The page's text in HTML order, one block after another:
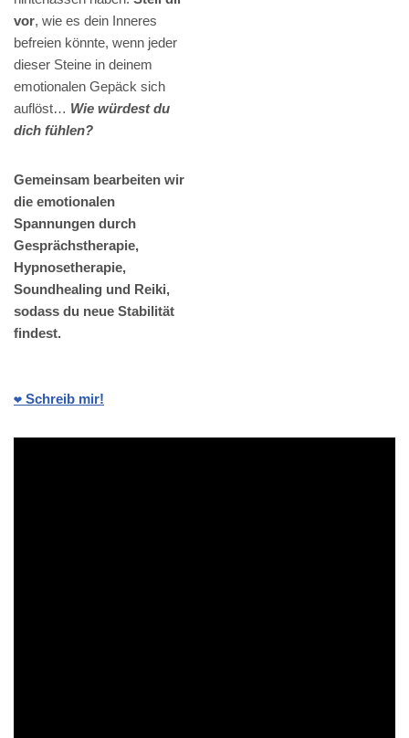
vor, wie es dein Inneres
befreien könnte, wenn jeder
dieser Steine in deinem
emotionalen Gepäck sich
auflöst… Wie würdest du
dich fühlen?
Gemeinsam bearbeiten wir
die emotionalen
Spannungen durch
Gesprächstherapie,
Hypnosetherapie,
Soundhealing und Reiki,
sodass du neue Stabilität
findest.
❤️ Schreib mir!